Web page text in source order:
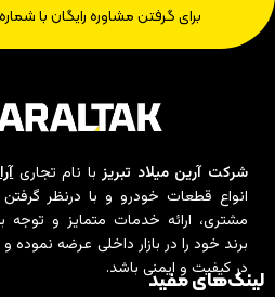
برای گرفتن مشاوره رایگان با
شرکت آرین میلاد تبریزبا نام تجاری
انواع قطعات خودرو و با درنظر
مشتری، ارائه خدمات متمایز و
برند خود را در بازار داخلی عرضه
در کیفیت و ایمنی باشد.
لینک‌های مفید